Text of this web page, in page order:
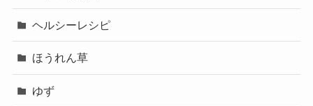
ヘルシーレシピ
ほうれん草
ゆず